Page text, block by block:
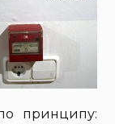
принципу: